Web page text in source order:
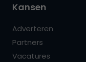
Kansen
Adverteren
Partners
Vacatures